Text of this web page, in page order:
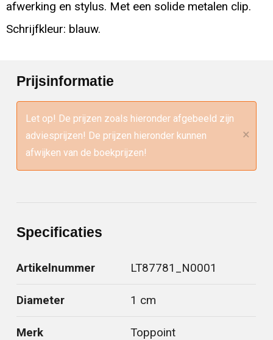
afwerking en stylus. Met een solide metalen clip.
Schrijfkleur: blauw.
Prijsinformatie
Let op! De prijzen zoals hieronder afgebeeld zijn
adviesprijzen! De prijzen hieronder kunnen
afwijken van de boekprijzen!
×
Specificaties
Artikelnummer LT87781_N0001
Diameter 1 cm
Merk Toppoint